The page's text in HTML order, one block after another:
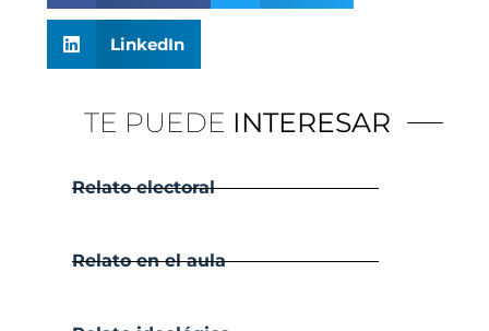
LinkedIn
TE PUEDE INTERESAR
Relato electoral
Relato en el aula